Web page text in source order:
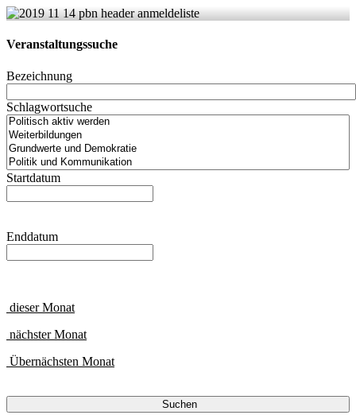
Veranstaltungssuche
Bezeichnung
Schlagwortsuche
Startdatum
Enddatum
dieser Monat
nächster Monat
Übernächsten Monat
Suchen